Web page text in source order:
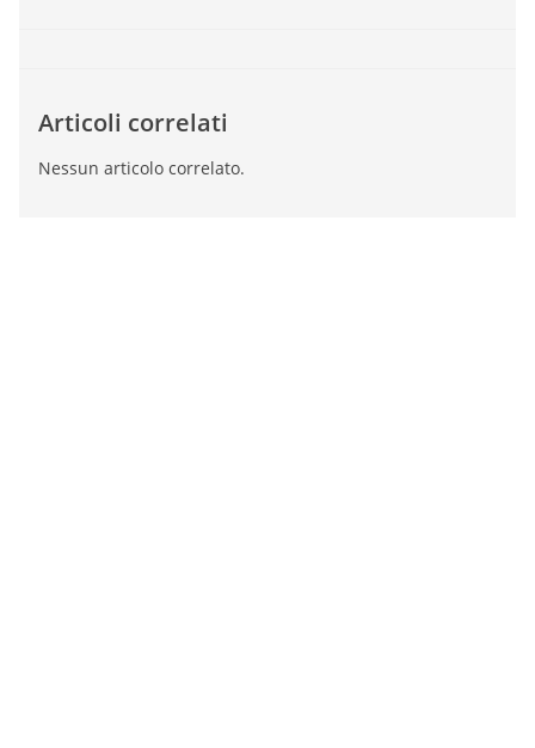
Articoli correlati
Nessun articolo correlato.